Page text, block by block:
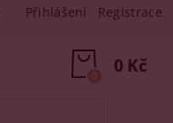
Přihlášení Registrace
0 Kč
0